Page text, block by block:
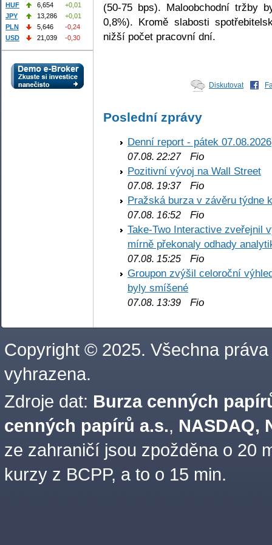
(50-75 bps). Maloobchodní tržby
0,8%). Kromě slabosti
nižší počet pracovní dní.
Diskutovat
Poslední zprávy
Denní report - pátek 07.08.2026
07.08. 22:27Fio
Pozitivní vývoj na Wall Street
07.08. 19:37Fio
Pražská burza v závěru týdne
07.08. 16:52 Fio
Take-Two Interactive zveřejnil
mírně překonaly odhady
07.08. 15:25 Fio
Groupon zvýšil celoroční
byly smíšené
07.08. 13:39 Fio
HUF
6,654
+0,01
JPY
13,286
+0,01
PLN
5,646
-0,24
USD
21,039 -0,30
Copyright © 2025. Všechna práva
vyhrazena.
Zdroje dat: Burza cenných
cenných papírů a.s., NASDAQ,
ze zahraničí jsou zpožděna o 20
kurzy z BCPP, a to o 15 min.